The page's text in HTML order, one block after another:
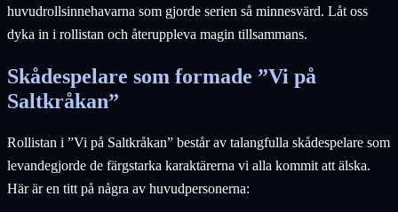
huvudrollsinnehavarna som gjorde serien så minnesvärd. Låt oss
dyka in i rollistan och återuppleva magin tillsammans.
Skådespelare som formade ”Vi på
Saltkråkan”
Rollistan i ”Vi på Saltkråkan” består av talangfulla skådespelare som
levandegjorde de färgstarka karaktärerna vi alla kommit att älska.
Här är en titt på några av huvudpersonerna: